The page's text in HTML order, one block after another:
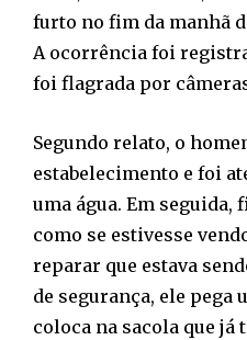
furto no fim da manhã
A ocorrência foi
foi flagrada por
Segundo relato, o
estabelecimento e foi
uma água. Em seguida,
como se estivesse
reparar que estava
de segurança, ele pega
coloca na sacola que já